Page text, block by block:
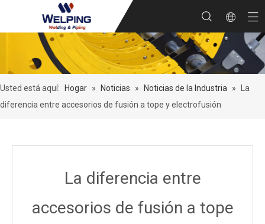
Usted está aquí: Hogar » Noticias » Noticias de la Industria »
La
diferencia entre accesorios de fusión a tope y electrofusión
La diferencia entre
accesorios de fusión a tope